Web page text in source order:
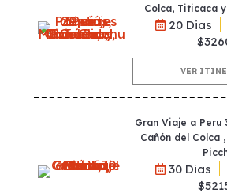
Colca, Titicaca
20 Dias
VER
Gran Viaje a Peru
Cañón del Colca
30 Dias